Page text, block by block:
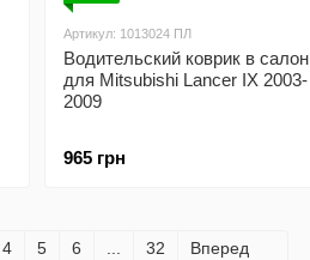
Артикул: 1013024 ПЛ
Водительский коврик в салон
для Mitsubishi Lancer IX 2003-
2009
965 грн
4 5 6 32 Вперед